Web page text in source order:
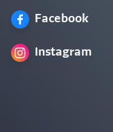
Facebook
Instagram